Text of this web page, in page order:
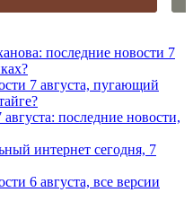
последние новости 7
7 августа, пугающий
последние новости,
интернет сегодня, 7
6 августа, все версии